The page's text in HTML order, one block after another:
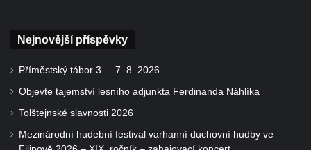
Nejnovější příspěvky
Příměstský tábor 3. – 7. 8. 2026
Objevte tajemství lesního adjunkta Ferdinanda Náhlíka
Tolštejnské slavnosti 2026
Mezinárodní hudební festival varhanní duchovní hudby ve